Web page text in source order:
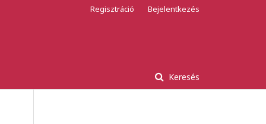
Keresés
Regisztráció Bejelentkezés